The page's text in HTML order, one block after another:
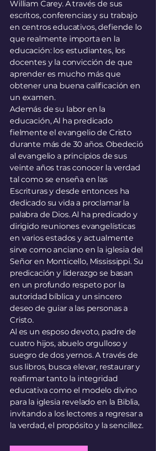
William Carey. A través de sus
escritos, conferencias y su trabajo
en centros educativos, defiende lo
que realmente importa en la
educación: los estudiantes, los
docentes y la convicción de que
aprender es mucho más que
obtener una buena calificación en
un examen.
Además de su labor en la
educación, Al ha predicado
fielmente el evangelio de Cristo
durante más de 30 años. Obedeció
al evangelio a principios de sus
veinte años tras conocer la verdad
tal como se enseña en las
Escrituras y desde entonces ha
dedicado su vida a proclamar la
palabra de Dios. Al ha predicado y
dirigido reuniones evangelísticas
en varios estados y actualmente
sirve como anciano en la iglesia del
Señor en Monticello, Mississippi. Su
predicación y liderazgo se basan
en un profundo respeto por la
autoridad bíblica y un sincero
deseo de guiar a las personas a
Cristo.
Al es un esposo devoto, padre de
cuatro hijos, abuelo orgulloso y
suegro de dos yernos. A través de
sus libros, busca elevar, restaurar y
reafirmar tanto la integridad
educativa como el modelo divino
para la iglesia revelado en la Biblia,
invitando a los lectores a regresar a
la verdad, el propósito y la sencillez.